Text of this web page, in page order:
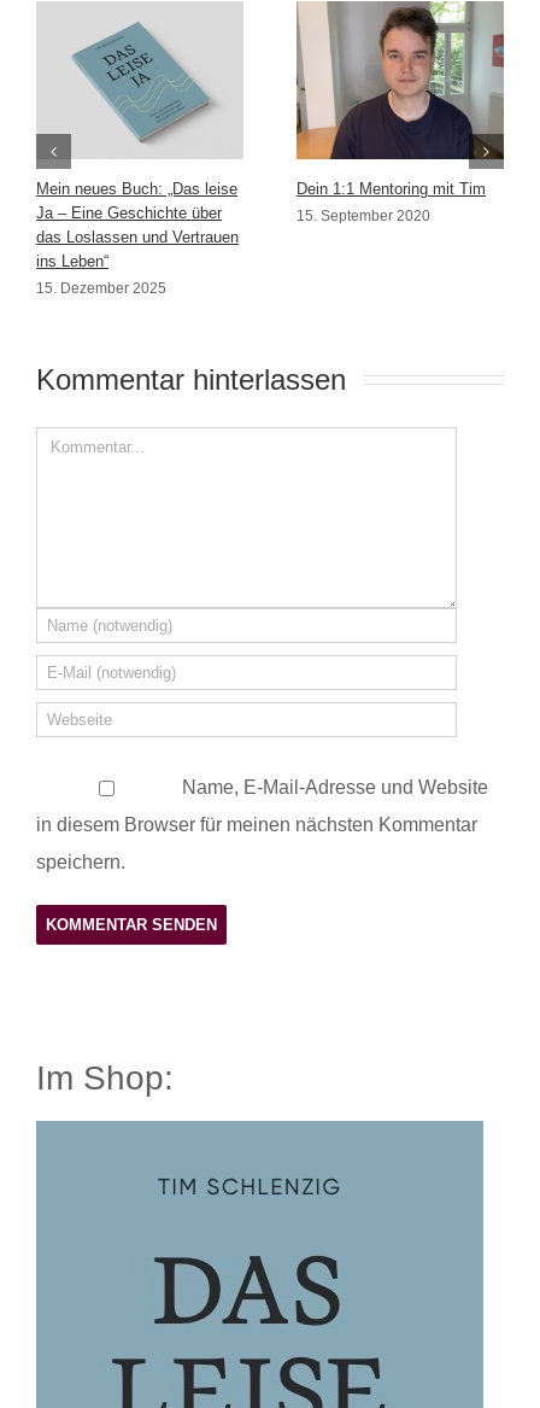
Mein neues Buch: „Das leise
Ja – Eine Geschichte über
das Loslassen und Vertrauen
ins Leben“
15. Dezember 2025
Dein 1:1 Mentoring mit Tim
15. September 2020
Kommentar hinterlassen
Name, E-Mail-Adresse und Website
in diesem Browser für meinen nächsten Kommentar
speichern.
Im Shop: